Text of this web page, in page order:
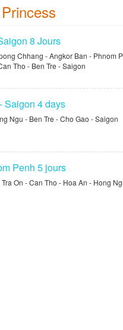
8 Jours
Chhang - Angkor Ban - Phnom
Tho - Ben Tre - Saigon
Saigon 4 days
Ngu - Ben Tre - Cho Gao - Saigon
Penh 5 jours
On - Can Tho - Hoa An - Hong